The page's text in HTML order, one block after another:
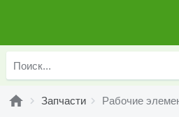
Запчасти Рабочие